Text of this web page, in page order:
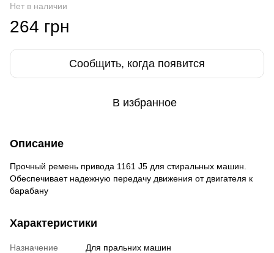
Нет в наличии
264 грн
Сообщить, когда появится
В избранное
Описание
Прочный ремень привода 1161 J5 для стиральных машин.
Обеспечивает надежную передачу движения от двигателя к
барабану
Характеристики
Назначение
Для пральних машин